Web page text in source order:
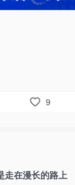
9
走在漫长的路上